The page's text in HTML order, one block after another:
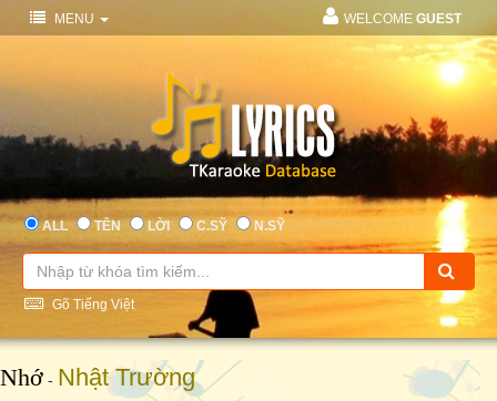
MENU WELCOME GUEST
ALL TÊN LỜI C.SỸ N.SỸ
Gõ Tiếng Việt
Nhớ - Nhật Trường